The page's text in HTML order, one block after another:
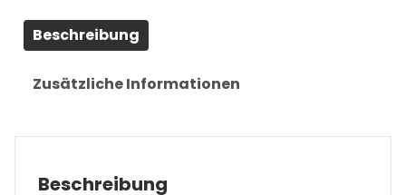
Profil
(für
Plus)
Beschreibung
Zusätzliche Informationen
Beschreibung